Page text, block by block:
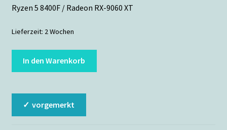
Ryzen 5 8400F / Radeon RX-9060 XT
Lieferzeit: 2 Wochen
Menge
In den Warenkorb
vorgemerkt